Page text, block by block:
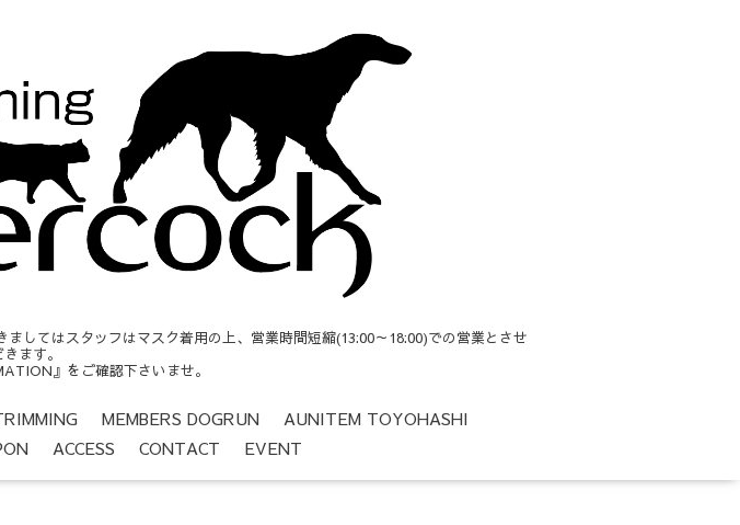
してはスタッフはマスク着用の上、営業時間短縮(13:00～18:00)での営業とさせ
ます。
』をご確認下さいませ。
MEMBERS DOGRUN
AUNITEM TOYOHASHI
ACCESS CONTACT EVENT